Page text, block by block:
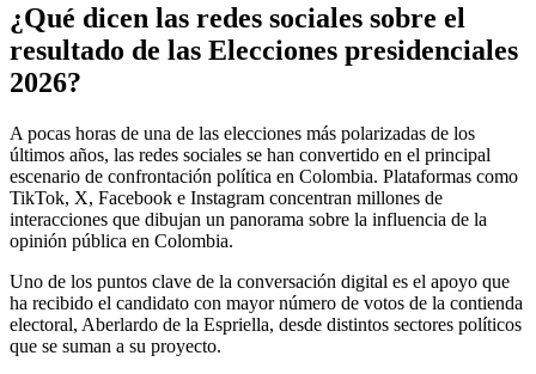
¿Qué dicen las redes sociales sobre el
resultado de las Elecciones presidenciales
2026?
A pocas horas de una de las elecciones más polarizadas de los
últimos años, las redes sociales se han convertido en el principal
escenario de confrontación política en Colombia. Plataformas como
TikTok, X, Facebook e Instagram concentran millones de
interacciones que dibujan un panorama sobre la influencia de la
opinión pública en Colombia.
Uno de los puntos clave de la conversación digital es el apoyo que
ha recibido el candidato con mayor número de votos de la contienda
electoral, Aberlardo de la Espriella, desde distintos sectores políticos
que se suman a su proyecto.